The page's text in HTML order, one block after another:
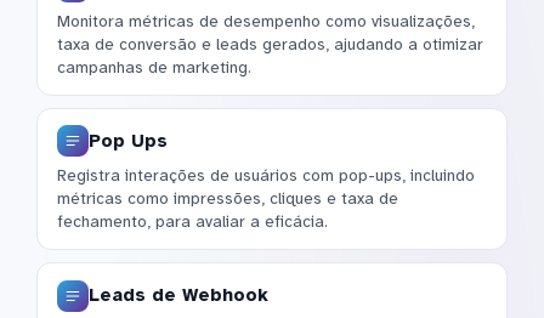
Monitora métricas de desempenho como visualizações,
taxa de conversão e leads gerados, ajudando a otimizar
campanhas de marketing.
Pop Ups
Registra interações de usuários com pop-ups, incluindo
métricas como impressões, cliques e taxa de
fechamento, para avaliar a eficácia.
Leads de Webhook